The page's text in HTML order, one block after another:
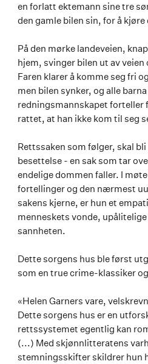
en forlatt ektemann sine tre
den gamle bilen sin, for å
På den mørke landeveien,
hjem, svinger bilen ut av
Faren klarer å komme seg fri
men bilen synker, og alle
redningsmannskapet forteller
rattet, at han ikke kom til seg
Rettssaken som følger, skal
besettelse - en sak som tar
endelige dommen faller. I
fortellinger og den nærmest
sakens kjerne, er hun et
menneskets vonde,
sannheten.
Dette sorgens hus ble først
som en true crime-klassiker
«Helen Garners vare,
Dette sorgens hus er en
rettssystemet egentlig kan
(...) Med skjønnlitteratens
stemningsskifter skildrer hun